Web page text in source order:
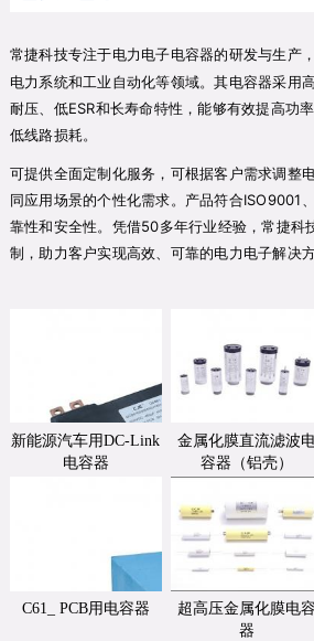
常捷科技专注于电力电子电容器的研发与生产
电力系统和工业自动化等领域。其电容器采用
耐压、低ESR和长寿命特性，能够有效提高功
低线路损耗。
可提供全面定制化服务，可根据客户需求调整
同应用场景的个性化需求。产品符合ISO9001
靠性和安全性。凭借50多年行业经验，常捷科
制，助力客户实现高效、可靠的电力电子解决方
新能源汽车用DC-Link
电容器
金属化膜直流滤波
容器（铝壳）
C61_ PCB用电容器
超高压金属化膜电容
器